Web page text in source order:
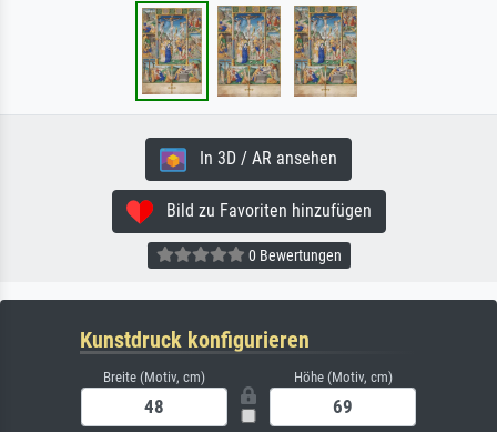
In 3D / AR ansehen
Bild zu Favoriten hinzufügen
0 Bewertungen
Kunstdruck konfigurieren
Breite (Motiv, cm) Höhe (Motiv, cm)